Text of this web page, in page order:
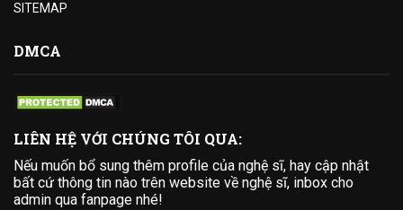
SITEMAP
DMCA
LIÊN HỆ VỚI CHÚNG TÔI QUA:
Nếu muốn bổ sung thêm profile của nghệ sĩ, hay cập nhật
bất cứ thông tin nào trên website về nghệ sĩ, inbox cho
admin qua fanpage nhé!